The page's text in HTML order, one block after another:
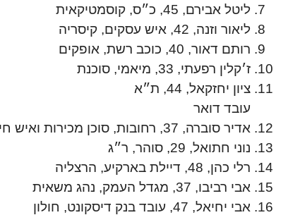
ליטל אבירם, 45, כ״ס, קוסמטיקאית
ליאור וזנה, 42, איש עסקים, קיסריה
רותם דאור, 40, כוכב רשת, אופקים
ז׳קלין רפעתי, 33, מיאמי, סוכנת
ציון יחזקאל, 44, ת״א
עובד דואר
אדיר סוברה, 37, רחובות, סוכן מכירות ואיש חיי הלילה
נוני חתואל, 29, סוהר, ר״ג
רלי כהן, 48, דיילת בארקיע, הרצליה
אבי רביבו, 37, מגדל העמק, נהג משאית
אבי יחיאל, 47, עובד בנק דיסקונט, חולון